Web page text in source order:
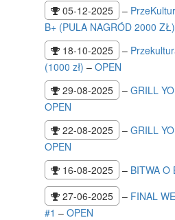
05-12-2025
–
B+ (PULA NAGRÓD 2000 ZŁ)
18-10-2025
–
(1000 zł) – OPEN
29-08-2025
– GRILL
OPEN
22-08-2025
– GRILL
OPEN
16-08-2025
– BITWA O
27-06-2025
– FINAL
#1 – OPEN